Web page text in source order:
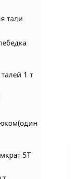
тали
1 т
5T